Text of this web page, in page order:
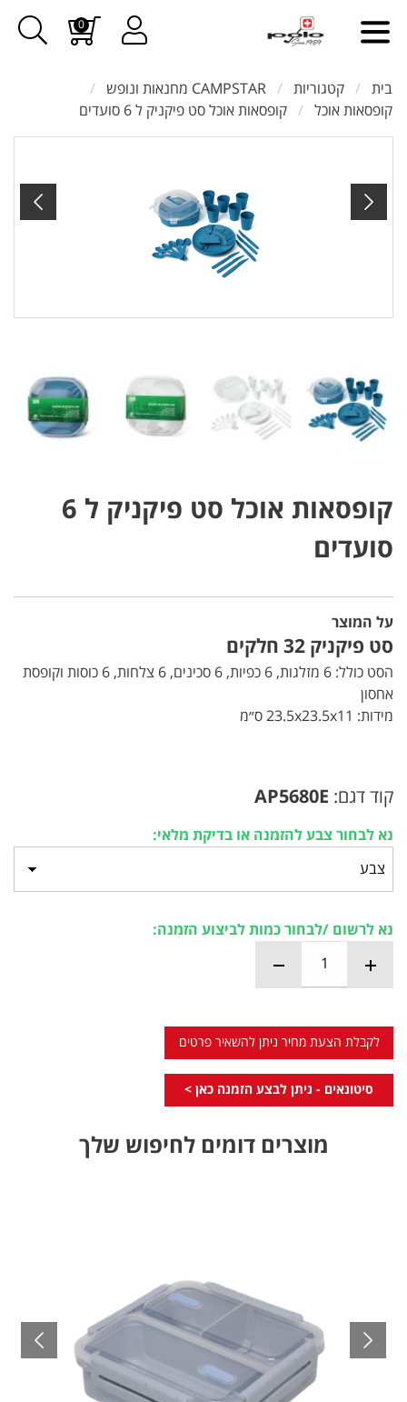
0
בית קטגוריות
CAMPSTAR מחנאות ונופש
קופסאות אוכל
קופסאות אוכל סט פיקניק ל 6 סועדים
קופסאות אוכל סט פיקניק ל 6
סועדים
על המוצר
סט פיקניק 32 חלקים
הסט כולל: 6 מזלגות, 6 כפיות, 6 סכינים, 6 צלחות, 6 כוסות וקופסת
אחסון
מידות: 23.5x23.5x11 ס״מ
קוד דגם: AP5680E
נא לבחור צבע להזמנה או בדיקת מלאי:
נא לרשום /לבחור כמות לביצוע הזמנה:
לקבלת הצעת מחיר ניתן להשאיר פרטים
סיטונאים - ניתן לבצע הזמנה כאן >
מוצרים דומים לחיפוש שלך